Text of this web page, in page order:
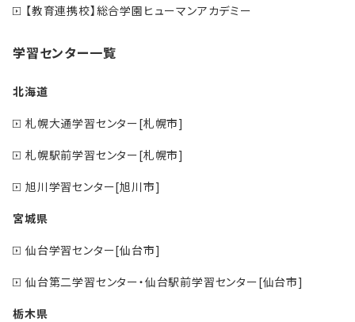
【教育連携校】総合学園ヒューマンアカデミー
学習センター一覧
北海道
札幌大通学習センター[札幌市]
札幌駅前学習センター[札幌市]
旭川学習センター[旭川市]
宮城県
仙台学習センター[仙台市]
仙台第二学習センター・仙台駅前学習センター[仙台市]
栃木県